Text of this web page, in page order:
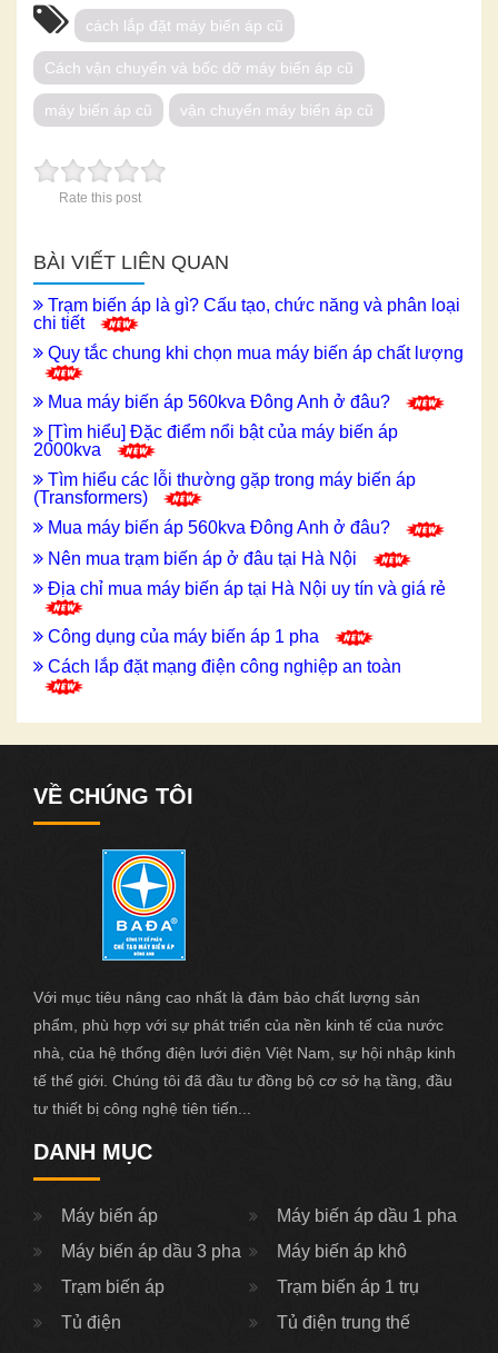
cách lắp đặt máy biến áp cũ
Cách vận chuyển và bốc dỡ máy biến áp cũ
máy biến áp cũ vận chuyển máy biến áp cũ
Rate this post
BÀI VIẾT LIÊN QUAN
Trạm biến áp là gì? Cấu tạo, chức năng và phân loại
chi tiết
Quy tắc chung khi chọn mua máy biến áp chất lượng
Mua máy biến áp 560kva Đông Anh ở đâu?
[Tìm hiểu] Đặc điểm nổi bật của máy biến áp
2000kva
Tìm hiểu các lỗi thường gặp trong máy biến áp
(Transformers)
Mua máy biến áp 560kva Đông Anh ở đâu?
Nên mua trạm biến áp ở đâu tại Hà Nội
Địa chỉ mua máy biến áp tại Hà Nội uy tín và giá rẻ
Công dụng của máy biến áp 1 pha
Cách lắp đặt mạng điện công nghiệp an toàn
VỀ CHÚNG TÔI
Với mục tiêu nâng cao nhất là đảm bảo chất lượng sản
phẩm, phù hợp với sự phát triển của nền kinh tế của nước
nhà, của hệ thống điện lưới điện Việt Nam, sự hội nhập kinh
tế thế giới. Chúng tôi đã đầu tư đồng bộ cơ sở hạ tầng, đầu
tư thiết bị công nghệ tiên tiến...
DANH MỤC
Máy biến áp
Máy biến áp dầu 1 pha
Máy biến áp dầu 3 pha
Máy biến áp khô
Trạm biến áp
Trạm biến áp 1 trụ
Tủ điện
Tủ điện trung thế